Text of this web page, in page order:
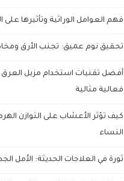
فهم العوامل الوراثية وتأثيرها
تحقيق نوم عميق: تجنب الأرق
أفضل تقنيات استخدام مزيل
فعالية مثالية
كيف تؤثر الأعشاب على التوازن
النساء
ثورة في العلاجات الحديثة: الأمل